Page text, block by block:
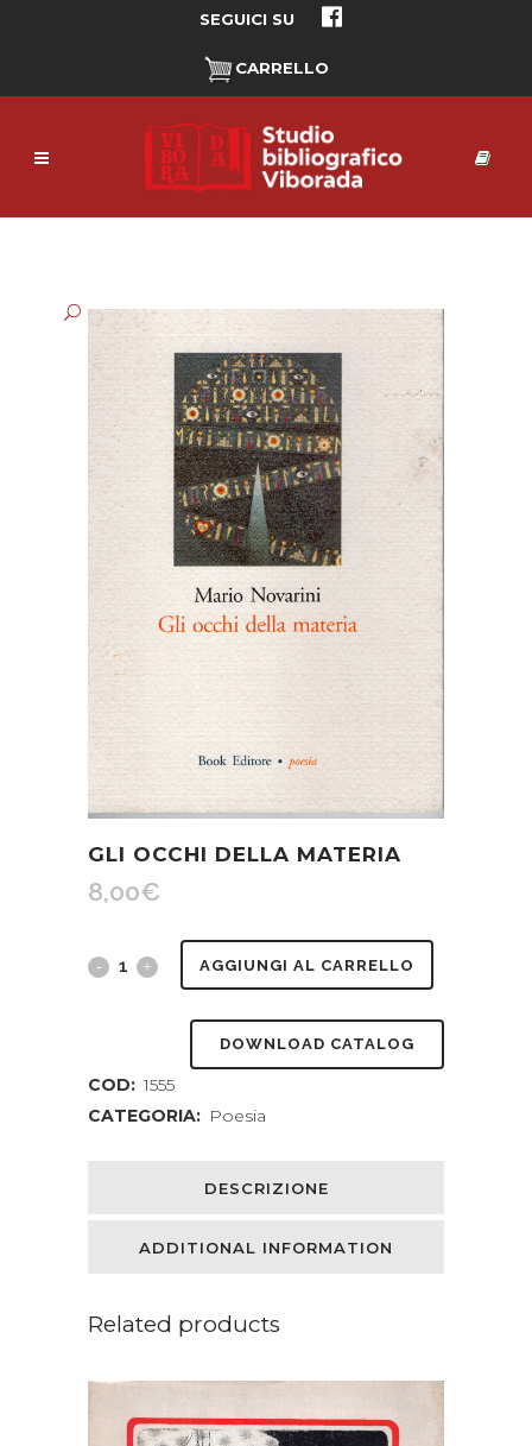
SEGUICI SU
CARRELLO
GLI OCCHI DELLA MATERIA
8,00€
Gli
materia
AGGIUNGI AL CARRELLO
DOWNLOAD CATALOG
COD: 1555
CATEGORIA: Poesia
DESCRIZIONE
ADDITIONAL INFORMATION
Related products